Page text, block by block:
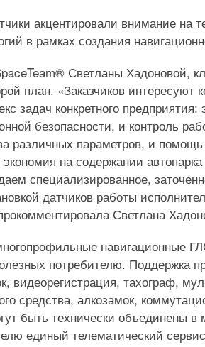
акцентировали внимание на
в рамках создания
Светланы Хадоновой,
план. «Заказчиков
задач конкретного предприятия:
безопасности, и контроль
различных параметров, и
на содержании
специализированное,
датчиков работы
Светлана
навигационные
потребителю. Поддержка
видеорегистрация, тахограф,
средства, алкозамок,
быть технически объединены в
единый телематический